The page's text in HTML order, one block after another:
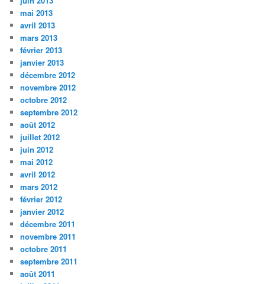
mai 2013
avril 2013
mars 2013
février 2013
janvier 2013
décembre 2012
novembre 2012
octobre 2012
septembre 2012
août 2012
juillet 2012
juin 2012
mai 2012
avril 2012
mars 2012
février 2012
janvier 2012
décembre 2011
novembre 2011
octobre 2011
septembre 2011
août 2011